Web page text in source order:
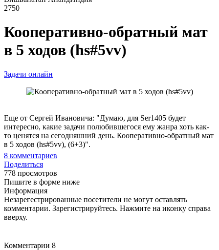
2750
Кооперативно-обратный мат
в 5 ходов (hs#5vv)
Задачи онлайн
Еще от Сергей Ивановича: "Думаю, для Ser1405 будет
интересно, какие задачи полюбившегося ему жанра хоть как-
то ценятся на сегодняшний день. Кооперативно-обратный мат
в 5 ходов (hs#5vv), (6+3)".
8 комментариев
Поделиться
778 просмотров
Пишите в форме ниже
Информация
Незарегестрированные посетители не могут оставлять
комментарии. Зарегистрируйтесь. Нажмите на иконку справа
вверху.
Комментарии 8